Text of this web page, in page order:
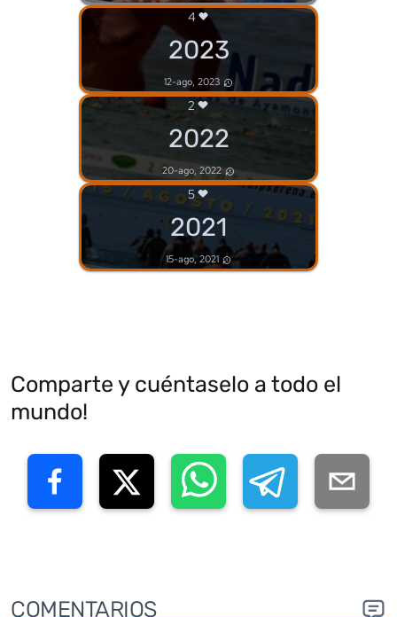
4
2023
12-ago, 2023
2
2022
20-ago, 2022
5
2021
15-ago, 2021
Comparte y cuéntaselo a todo el
mundo!
COMENTARIOS